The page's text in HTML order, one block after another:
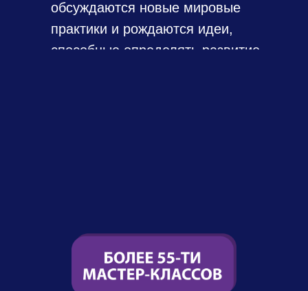
обсуждаются новые мировые
практики и рождаются идеи,
способные определять развитие